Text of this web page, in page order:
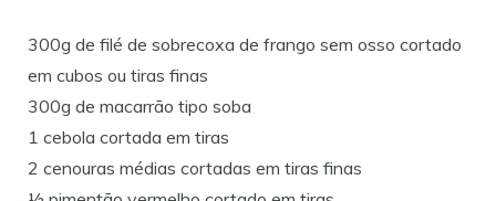
300g de filé de sobrecoxa de frango sem osso cortado
em cubos ou tiras finas
300g de macarrão tipo soba
1 cebola cortada em tiras
2 cenouras médias cortadas em tiras finas